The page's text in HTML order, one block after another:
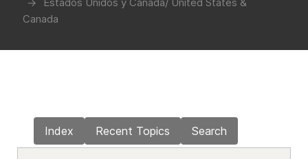
Canada
Index Recent Topics Search